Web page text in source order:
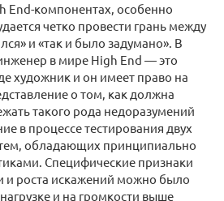
End-компонентах, особенно
четко провести грань между
и «так и было задумано». В
в мире High End — это
художник и он имеет право на
о том, как должна
такого рода недоразумений
в процессе тестирования двух
обладающих принципиально
Специфические признаки
и роста искажений можно было
и на громкости выше